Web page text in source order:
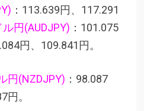
：113.639円、117.291
円(AUDJPY) ：101.075
円、109.841円。
円(NZDJPY) ：98.087
円。